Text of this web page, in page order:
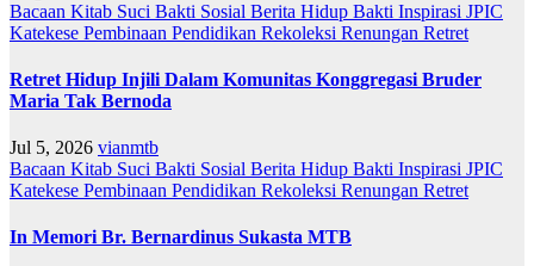
Bacaan Kitab Suci Bakti Sosial Berita Hidup Bakti Inspirasi JPIC
Katekese Pembinaan Pendidikan Rekoleksi Renungan Retret
Retret Hidup Injili Dalam Komunitas Konggregasi Bruder
Maria Tak Bernoda
Jul 5, 2026 vianmtb
Bacaan Kitab Suci Bakti Sosial Berita Hidup Bakti Inspirasi JPIC
Katekese Pembinaan Pendidikan Rekoleksi Renungan Retret
In Memori Br. Bernardinus Sukasta MTB